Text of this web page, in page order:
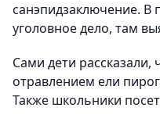
санэпидзаключение. В
уголовное дело, там
Сами дети рассказали,
отравлением ели
Также школьники